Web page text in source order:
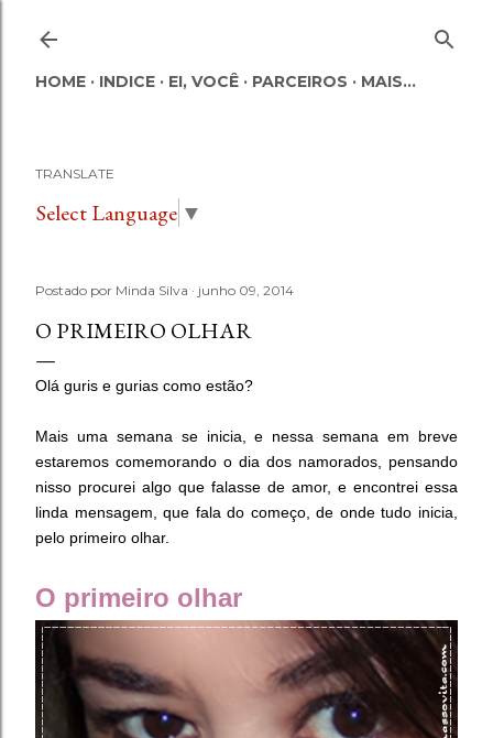
HOME INDICE EI, VOCÊ PARCEIROS MAIS…
TRANSLATE
Select Language ▼
Postado por Minda Silva junho 09, 2014
O PRIMEIRO OLHAR
Olá guris e gurias como estão?
Mais uma semana se inicia, e nessa semana em breve
estaremos comemorando o dia dos namorados, pensando
nisso procurei algo que falasse de amor, e encontrei essa
linda mensagem, que fala do começo, de onde tudo inicia,
pelo primeiro olhar.
O primeiro olhar